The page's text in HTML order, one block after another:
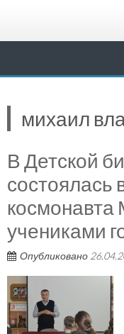
михаил
В Детской
состоялась
учениками
Опубликовано